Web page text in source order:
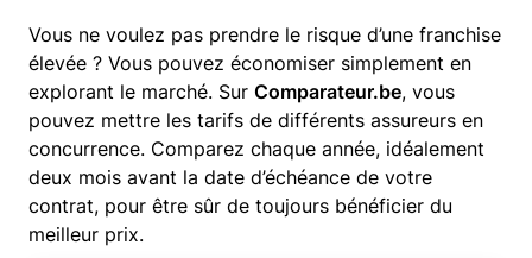
Vous ne voulez pas prendre le risque d’une franchise
élevée ? Vous pouvez économiser simplement en
explorant le marché. Sur Comparateur.be, vous
pouvez mettre les tarifs de différents assureurs en
concurrence. Comparez chaque année, idéalement
deux mois avant la date d’échéance de votre
contrat, pour être sûr de toujours bénéficier du
meilleur prix.